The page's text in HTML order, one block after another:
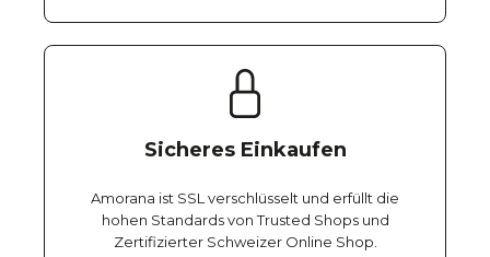
Sicheres Einkaufen
Amorana ist SSL verschlüsselt und erfüllt die
hohen Standards von Trusted Shops und
Zertifizierter Schweizer Online Shop.